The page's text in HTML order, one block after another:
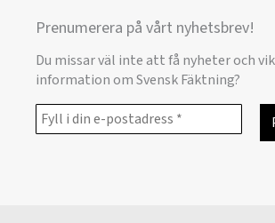
Prenumerera på vårt nyhetsbrev!
Du missar väl inte att få nyheter och
information om Svensk Fäktning?